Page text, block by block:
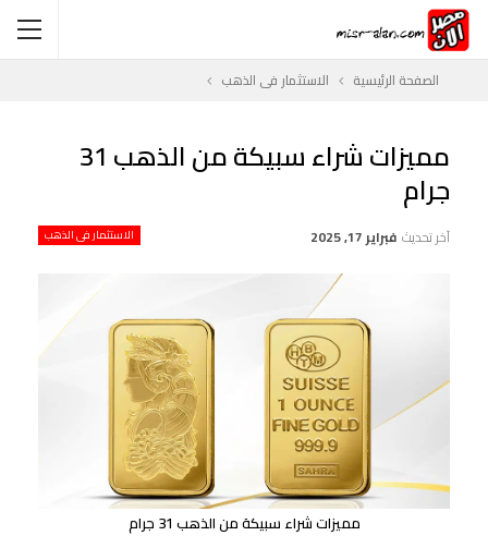
الصفحة الرئيسية الاستثمار فى الذهب
مميزات شراء سبيكة من الذهب 31
جرام
الاستثمار فى الذهب آخر تحديث فبراير 17, 2025
مميزات شراء سبيكة من الذهب 31 جرام